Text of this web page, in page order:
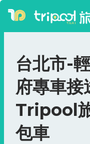
台北市-
府專車
Tripool
包車